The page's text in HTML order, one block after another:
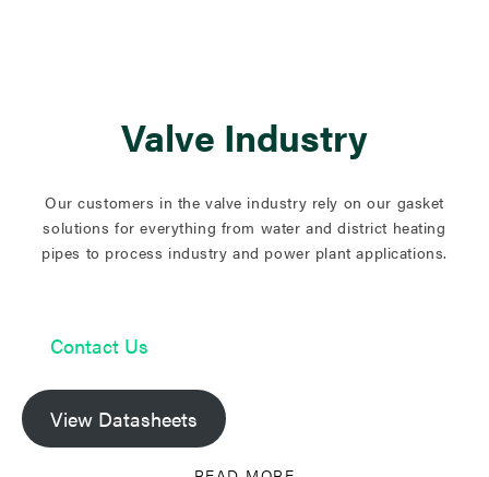
Valve Industry
Our customers in the valve industry rely on our gasket
solutions for everything from water and district heating
pipes to process industry and power plant applications.
Contact Us
View Datasheets